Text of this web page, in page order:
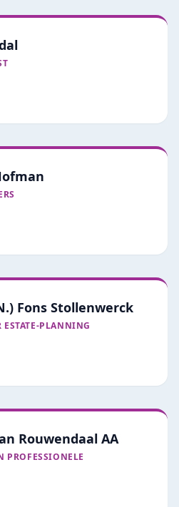
Fons Stollenwerck
Rouwendaal AA
PROFESSIONELE